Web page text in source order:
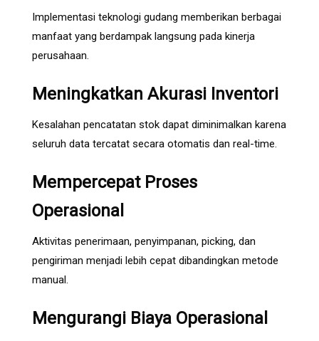
Implementasi teknologi gudang memberikan berbagai
manfaat yang berdampak langsung pada kinerja
perusahaan.
Meningkatkan Akurasi Inventori
Kesalahan pencatatan stok dapat diminimalkan karena
seluruh data tercatat secara otomatis dan real-time.
Mempercepat Proses
Operasional
Aktivitas penerimaan, penyimpanan, picking, dan
pengiriman menjadi lebih cepat dibandingkan metode
manual.
Mengurangi Biaya Operasional